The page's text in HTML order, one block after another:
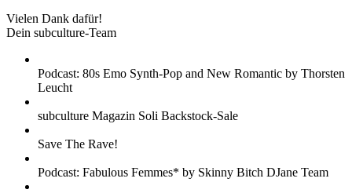
Vielen Dank dafür!
Dein subculture-Team
Podcast: 80s Emo Synth-Pop and New Romantic by Thorsten
Leucht
subculture Magazin Soli Backstock-Sale
Save The Rave!
Podcast: Fabulous Femmes* by Skinny Bitch DJane Team